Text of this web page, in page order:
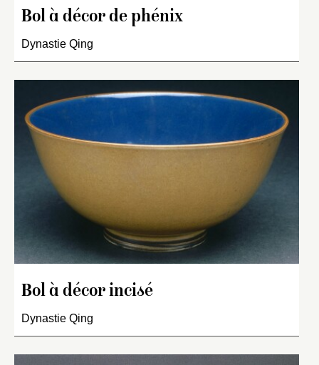
Bol à décor de phénix
Dynastie Qing
Bol à décor incisé
Dynastie Qing